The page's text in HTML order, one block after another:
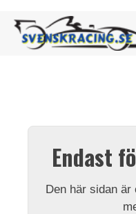
Endast
Den här sidan